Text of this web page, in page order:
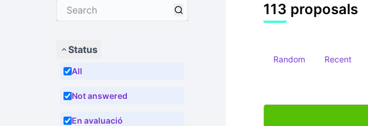
Status
All
Not answered
En avaluació
113 proposals
Random Recent